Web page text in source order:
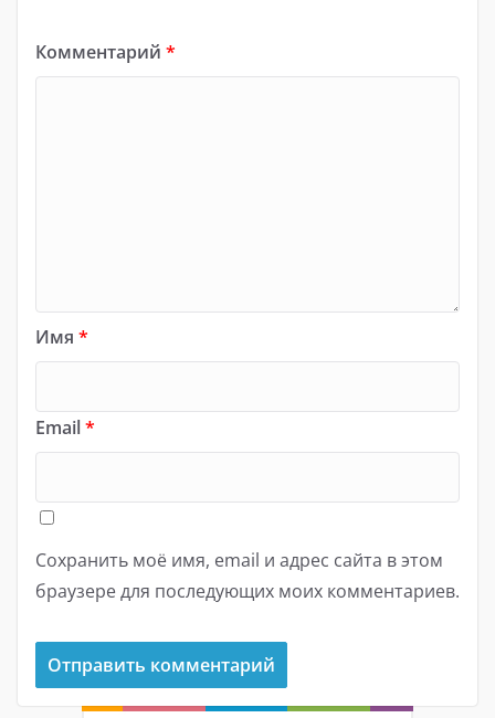
Комментарий *
Имя *
Email*
Сохранить моё имя, email и адрес сайта в этом
браузере для последующих моих комментариев.